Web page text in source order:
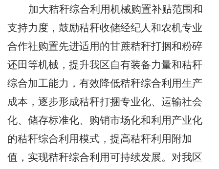
加大秸秆综合利用机械购置补贴范围和
支持力度，鼓励秸秆收储经纪人和农机专业
合作社购置先进适用的甘蔗秸秆打捆和粉碎
还田等机械，提升我区自有装备力量和秸秆
综合加工能力，有效降低秸秆综合利用生产
成本，逐步形成秸秆打捆专业化、运输社会
化、储存标准化、购销市场化和利用产业化
的秸秆综合利用模式，提高秸秆利用附加
值，实现秸秆综合利用可持续发展。对我区